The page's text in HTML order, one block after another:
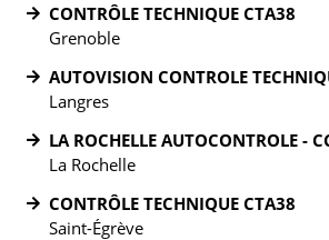
CONTRÔLE TECHNIQUE CTA38
Grenoble
AUTOVISION CONTROLE
Langres
LA ROCHELLE AUTOCONTROLE -
La Rochelle
CONTRÔLE TECHNIQUE CTA38
Saint-Égrève